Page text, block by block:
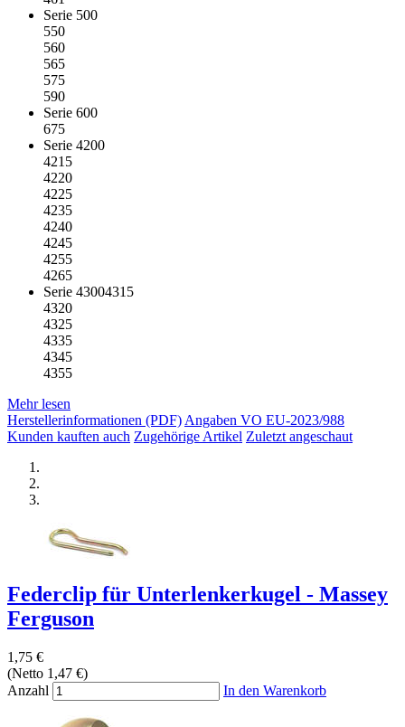
Serie 500
550
560
565
575
590
Serie 600
675
Serie 4200
4215
4220
4225
4235
4240
4245
4255
4265
Serie 43004315
4320
4325
4335
4345
4355
Mehr lesen
Herstellerinformationen (PDF)Angaben VO EU-2023/988
Kunden kauften auch Zugehörige Artikel Zuletzt angeschaut
Federclip für Unterlenkerkugel - Massey
Ferguson
1,75 €
(Netto 1,47 €)
Anzahl
In den Warenkorb